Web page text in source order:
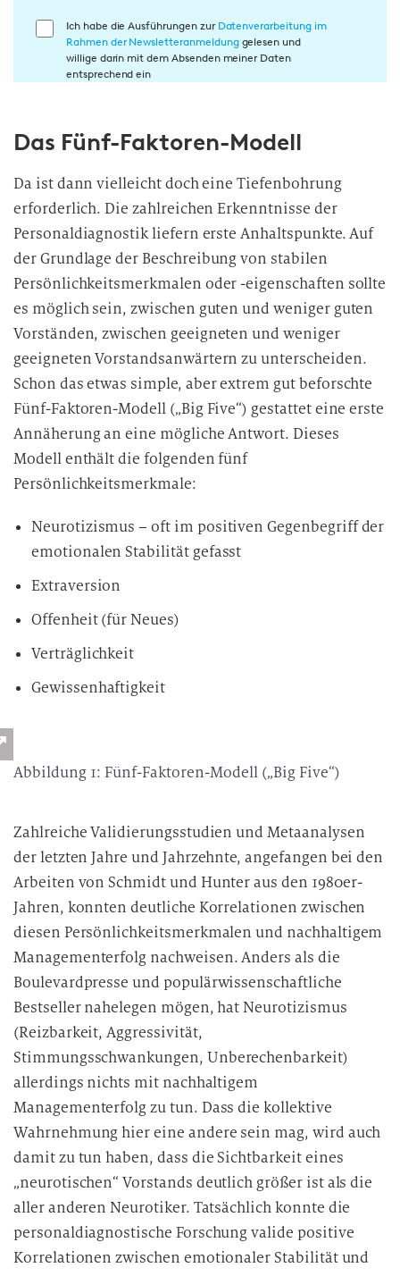
E
l
i
g
u
n
i
n
d
i
e
D
a
t
n
v
r
a
b
e
t
g
Ich habe die Ausführungen zur Datenverarbeitung im
Rahmen der Newsletteranmeldunggelesen und
willige darin mit dem Absenden meiner Daten
entsprechend ein
Das Fünf-Faktoren-Modell
Da ist dann vielleicht doch eine Tiefenbohrung
erforderlich. Die zahlreichen Erkenntnisse der
Personaldiagnostik liefern erste Anhaltspunkte. Auf
der Grundlage der Beschreibung von stabilen
Persönlichkeitsmerkmalen oder -eigenschaften sollte
es möglich sein, zwischen guten und weniger guten
Vorständen, zwischen geeigneten und weniger
geeigneten Vorstandsanwärtern zu unterscheiden.
Schon das etwas simple, aber extrem gut beforschte
Fünf-Faktoren-Modell („Big Five“) gestattet eine erste
Annäherung an eine mögliche Antwort. Dieses
Modell enthält die folgenden fünf
Persönlichkeitsmerkmale:
Neurotizismus – oft im positiven Gegenbegriff der
emotionalen Stabilität gefasst
Extraversion
Offenheit (für Neues)
Verträglichkeit
Gewissenhaftigkeit
Abbildung 1: Fünf-Faktoren-Modell („Big Five“)
Zahlreiche Validierungsstudien und Metaanalysen
der letzten Jahre und Jahrzehnte, angefangen bei den
Arbeiten von Schmidt und Hunter aus den 1980er-
Jahren, konnten deutliche Korrelationen zwischen
diesen Persönlichkeitsmerkmalen und nachhaltigem
Managementerfolg nachweisen. Anders als die
Boulevardpresse und populärwissenschaftliche
Bestseller nahelegen mögen, hat Neurotizismus
(Reizbarkeit, Aggressivität,
Stimmungsschwankungen, Unberechenbarkeit)
allerdings nichts mit nachhaltigem
Managementerfolg zu tun. Dass die kollektive
Wahrnehmung hier eine andere sein mag, wird auch
damit zu tun haben, dass die Sichtbarkeit eines
„neurotischen“ Vorstands deutlich größer ist als die
aller anderen Neurotiker. Tatsächlich konnte die
personaldiagnostische Forschung valide positive
Korrelationen zwischen emotionaler Stabilität und